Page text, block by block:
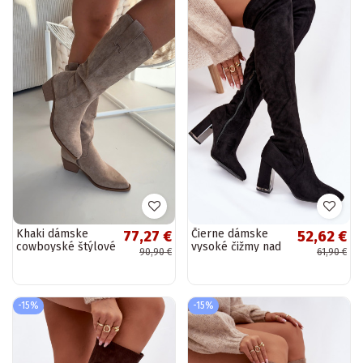
Khaki dámske
cowboyské štýlové
77,27 €
90,90 €
Čierne dámske
vysoké čižmy nad
Thamine
52,62 €
61,90 €
-15% -15%